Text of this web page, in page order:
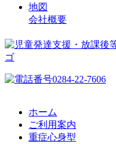
地図
会社概要
ホーム
ご利用案内
重症心身型